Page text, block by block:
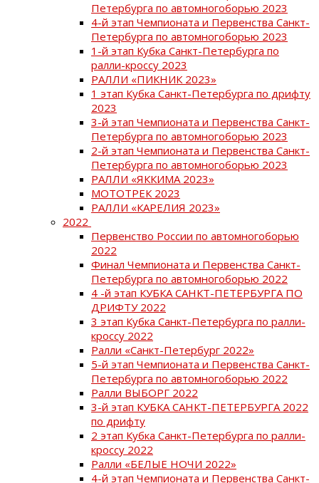
Петербурга по автомногоборью 2023
4-й этап Чемпионата и Первенства Санкт-
Петербурга по автомногоборью 2023
1-й этап Кубка Санкт-Петербурга по
ралли-кроссу 2023
РАЛЛИ «ПИКНИК 2023»
1 этап Кубка Санкт-Петербурга по дрифту
2023
3-й этап Чемпионата и Первенства Санкт-
Петербурга по автомногоборью 2023
2-й этап Чемпионата и Первенства Санкт-
Петербурга по автомногоборью 2023
РАЛЛИ «ЯККИМА 2023»
МОТОТРЕК 2023
РАЛЛИ «КАРЕЛИЯ 2023»
2022
Первенство России по автомногоборью
2022
Финал Чемпионата и Первенства Санкт-
Петербурга по автомногоборью 2022
4 -й этап КУБКА САНКТ-ПЕТЕРБУРГА ПО
ДРИФТУ 2022
3 этап Кубка Санкт-Петербурга по ралли-
кроссу 2022
Ралли «Санкт-Петербург 2022»
5-й этап Чемпионата и Первенства Санкт-
Петербурга по автомногоборью 2022
Ралли ВЫБОРГ 2022
3-й этап КУБКА САНКТ-ПЕТЕРБУРГА 2022
по дрифту
2 этап Кубка Санкт-Петербурга по ралли-
кроссу 2022
Ралли «БЕЛЫЕ НОЧИ 2022»
4-й этап Чемпионата и Первенства Санкт-